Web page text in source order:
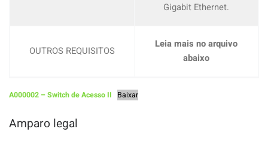
Gigabit Ethernet.
OUTROS REQUISITOS
Leia mais no arquivo
abaixo
A000002 – Switch de Acesso II Baixar
Amparo legal